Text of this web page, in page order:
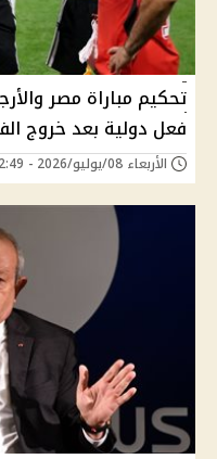
تحكيم مباراة مصر
فعل دولية بعد خروج
الأربعاء 08/يوليو/2026 - 12:49 ص